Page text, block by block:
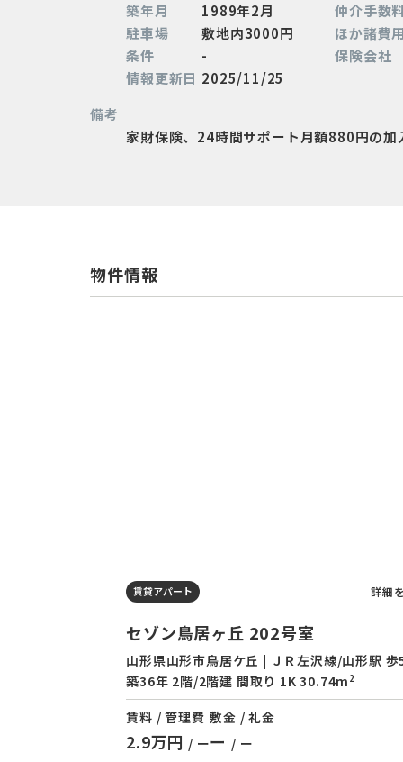
築年月
1989年2月
駐車場
敷地内3000円
条件
-
情報更新日 2025/11/25
仲介手数
ほか諸費
保険会社
備考
家財保険、24時間サポート月額880円の
物件情報
賃貸アパート 詳細
セゾン鳥居ヶ丘 202号室
山形県山形市鳥居ケ丘 | ＪＲ左沢線/山形駅
築36年 2階/2階建 間取り 1K 30.74m 2
賃料 / 管理費
2.9万円 / ー
敷金 / 礼金
ー / ー